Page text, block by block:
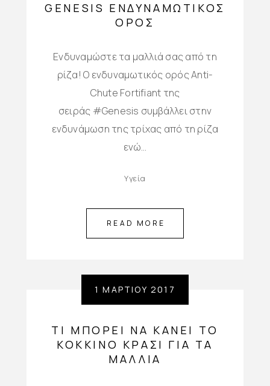
GENESIS ΕΝΔΥΝΑΜΩΤΙΚΌΣ
ΟΡΌΣ
Ενδυναμώστε τα μαλλιά σας από τη
ρίζα! O ενδυναμωτικός ορός Anti-
Chute Fortifiant της
σειράς #Genesis συμβάλλει στην
ενδυνάμωση της τρίχας από τη ρίζα
ενώ…
Υγεία
READ MORE
1 ΜΑΡΤΊΟΥ 2017
ΤΙ ΜΠΟΡΕΊ ΝΑ ΚΆΝΕΙ ΤΟ
ΚΌΚΚΙΝΟ ΚΡΑΣΊ ΓΙΑ ΤΑ
ΜΑΛΛΙΆ